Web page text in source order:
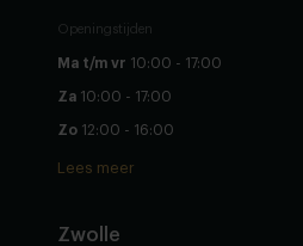
Openingstijden
Ma t/m vr 10:00 - 17:00
Za 10:00 - 17:00
Zo 12:00 - 16:00
Lees meer
Zwolle